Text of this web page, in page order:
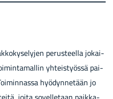
pe­rus­teel­la jo­kai­
yh­teis­työs­sä pai­
hyö­dyn­ne­tään jo